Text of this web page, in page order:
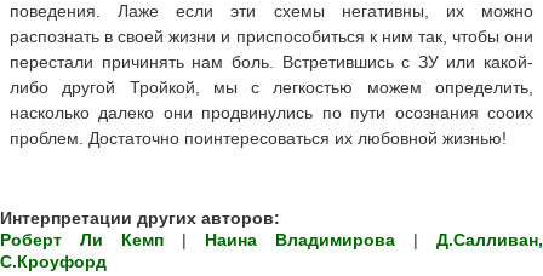
поведения. Лаже если эти схемы негативны, их можно
распознать в своей жизни и приспособиться к ним так, чтобы они
перестали причинять нам боль. Встретившись с ЗУ или какой-
либо другой Тройкой, мы с легкостью можем определить,
насколько далеко они продвинулись по пути осознания сооих
проблем. Достаточно поинтересоваться их любовной жизнью!
Интерпретации других авторов:
Роберт Ли Кемп | Наина Владимирова | Д.Салливан,
С.Кроуфорд